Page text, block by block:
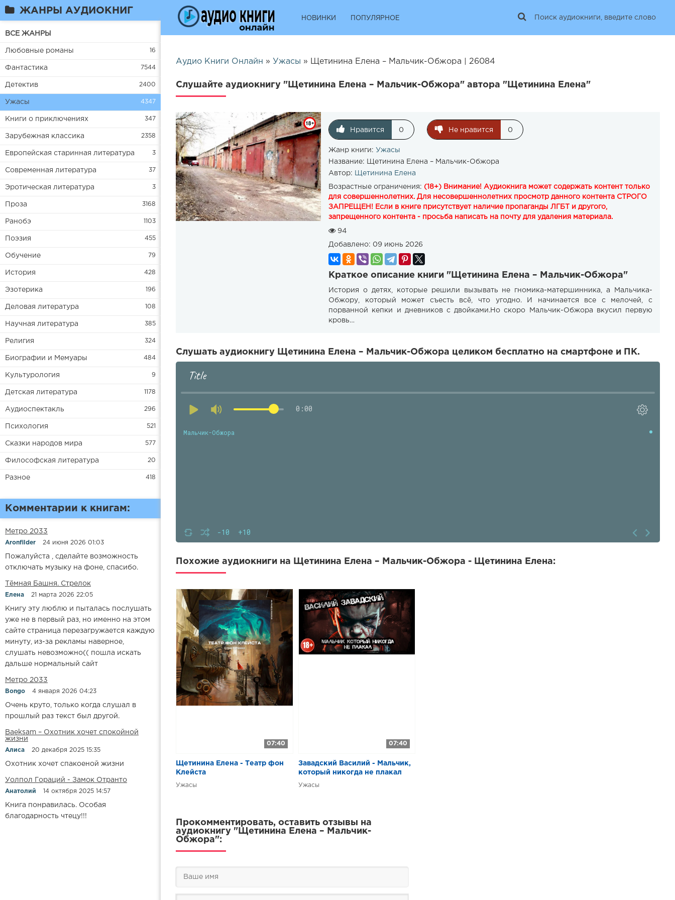
ЖАНРЫ АУДИОКНИГ
ВСЕ ЖАНРЫ
Любовные романы 16
Фантастика 7544
Детектив 2400
Ужасы 4347
Книги о приключениях 347
Зарубежная классика 2358
Европейская старинная литература 3
Современная литература 37
Эротическая литература 3
Проза 3168
Ранобэ 1103
Поэзия 455
Обучение 79
История 428
Эзотерика 196
Деловая литература 108
Научная литература 385
Религия 324
Биографии и Мемуары 484
Культурология 9
Детская литература 1178
Аудиоспектакль 296
Психология 521
Сказки народов мира 577
Философская литература 20
Разное 418
Комментарии к книгам:
Метро 2033
Aronfilder 24 июня 2026 01:03
Пожалуйста , сделайте возможность
отключать музыку на фоне, спасибо.
​​Тёмная Башня. Стрелок
Елена 21 марта 2026 22:05
Книгу эту люблю и пыталась послушать
уже не в первый раз, но именно на этом
сайте страница перезагружается каждую
минуту, из-за рекламы наверное,
слушать невозможно(( пошла искать
дальше нормальный сайт
Метро 2033
Bongo 4 января 2026 04:23
Очень круто, только когда слушал в
прошлый раз текст был другой.
Baeksam – Охотник хочет спокойной
жизни
Алиса 20 декабря 2025 15:35
Охотник хочет спакоеной жизни
Уолпол Гораций - Замок Отранто
Анатолий 14 октября 2025 14:57
Книга понравилась. Особая
благодарность чтецу!!!
НОВИНКИ ПОПУЛЯРНОЕ
Аудио Книги Онлайн » Ужасы » Щетинина Елена – Мальчик-Обжора | 26084
Слушайте аудиокнигу "Щетинина Елена – Мальчик-Обжора" автора "Щетинина Елена"
Нравится 0 Не нравится 0
Жанр книги: Ужасы
Название:
Щетинина Елена – Мальчик-Обжора
Автор:
Щетинина Елена
Возрастные ограничения: (18+) Внимание! Аудиокнига может содержать контент только
для совершеннолетних. Для несовершеннолетних просмотр данного контента СТРОГО
ЗАПРЕЩЕН! Если в книге присутствует наличие пропаганды ЛГБТ и другого,
запрещенного контента - просьба написать на почту для удаления материала.
94
Добавлено: 09 июнь 2026
Краткое описание книги "Щетинина Елена – Мальчик-Обжора"
История о детях, которые решили вызывать не гномика-матершинника, а Мальчика-
Обжору, который может съесть всё, что угодно. И начинается все с мелочей, с
порванной кепки и дневников с двойками.Но скоро Мальчик-Обжора вкусил первую
кровь…
Слушать аудиокнигу Щетинина Елена – Мальчик-Обжора целиком бесплатно на смартфоне и ПК.
Title
0:00
-10 +10
Мальчик-Обжора
Похожие аудиокниги на Щетинина Елена – Мальчик-Обжора - Щетинина Елена:
07:40
Щетинина Елена - Театр фон
Клейста
Ужасы
07:40
Завадский Василий - Мальчик,
который никогда не плакал
Ужасы
Прокомментировать, оставить отзывы на
аудиокнигу "Щетинина Елена – Мальчик-
Обжора":